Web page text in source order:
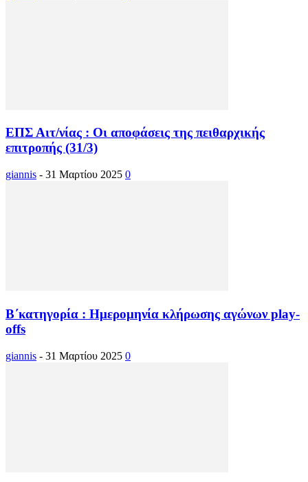
ΕΠΣ Αιτ/νίας : Οι αποφάσεις της πειθαρχικής
επιτροπής (31/3)
giannis - 31 Μαρτίου 2025 0
Β΄κατηγορία : Ημερομηνία κλήρωσης αγώνων play-
offs
giannis - 31 Μαρτίου 2025 0